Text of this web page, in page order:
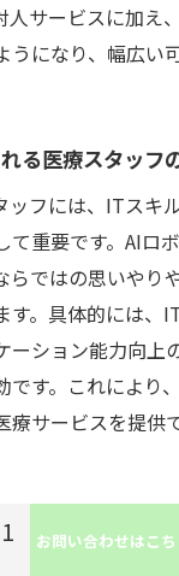
人サービスに加え
うになり、幅広い
る医療スタッフ
ッフには、ITスキ
て重要です。AIロ
らではの思いやり
す。具体的には、
ーション能力向上
です。これにより
療サービスを提供
お問い合わせはこち